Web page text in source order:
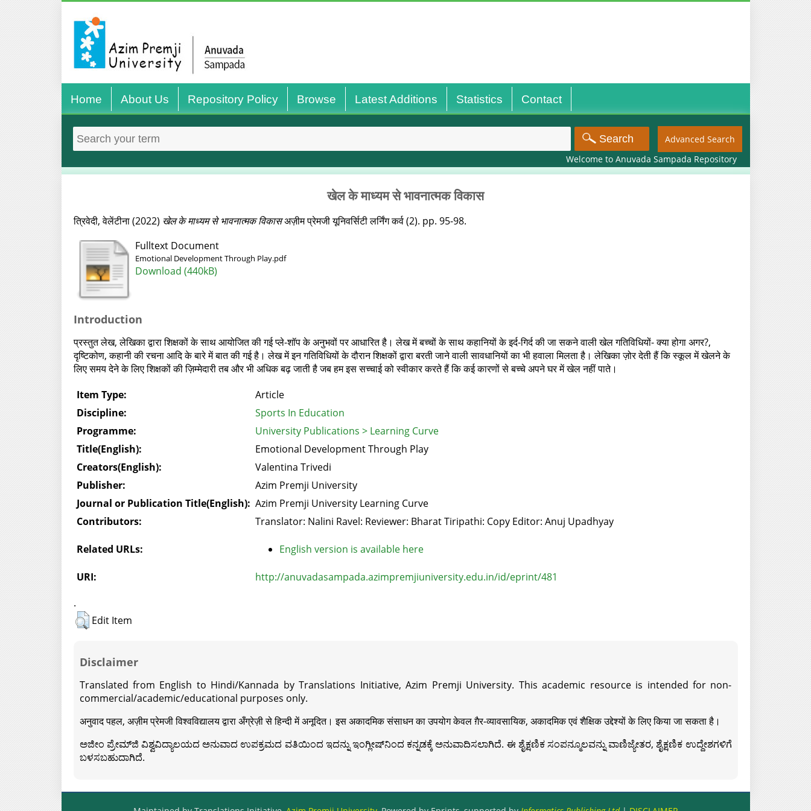
Home About Us Repository Policy Browse Latest Additions Statistics Contact
Advanced Search
Welcome to Anuvada Sampada Repository
खेल के माध्‍यम से भावनात्‍मक विकास
त्रिवेदी, वेलेंटीना(2022) खेल के माध्‍यम से भावनात्‍मक विकासअज़ीम प्रेमजी यूनिवर्सिटी लर्निंग कर्व (2). pp. 95-98.
Fulltext Document
Emotional Development Through Play.pdf
Download (440kB)
Introduction
प्रस्तुत लेख, लेखिका द्वारा शिक्षकों के साथ आयोजित की गई प्ले-शॉप के अनुभवों पर आधारित है। लेख में बच्चों के साथ कहानियों के इर्द-गिर्द की जा सकने वाली खेल गतिविधियों- क्या होगा अगर?,
दृष्टिकोण, कहानी की रचना आदि के बारे में बात की गई है। लेख में इन गतिविधियों के दौरान शिक्षकों द्वारा बरती जाने वाली सावधानियों का भी हवाला मिलता है। लेखिका ज़ोर देती हैं कि स्कूल में खेलने के
लिए समय देने के लिए शिक्षकों की ज़िम्मेदारी तब और भी अधिक बढ़ जाती है जब हम इस सच्चाई को स्वीकार करते हैं कि कई कारणों से बच्चे अपने घर में खेल नहीं पाते।
Item Type:
Article
Discipline:
Sports In Education
Programme:
University Publications > Learning Curve
Title(English):
Emotional Development Through Play
Creators(English):
Valentina Trivedi
Publisher:
Azim Premji University
Journal or Publication Title(English): Azim Premji University Learning Curve
Contributors:
Translator: Nalini Ravel: Reviewer: Bharat Tiripathi: Copy Editor: Anuj Upadhyay
Related URLs: English version is available here
URI:
http://anuvadasampada.azimpremjiuniversity.edu.in/id/eprint/481
.
Edit Item
Disclaimer
Translated from English to Hindi/Kannada by Translations Initiative, Azim Premji University. This academic resource is intended for non-
commercial/academic/educational purposes only.
अनुवाद पहल, अज़ीम प्रेमजी विश्वविद्यालय द्वारा अँग्रेज़ी से हिन्दी में अनूदित। इस अकादमिक संसाधन का उपयोग केवल ग़ैर-व्यावसायिक, अकादमिक एवं शैक्षिक उद्देश्यों के लिए किया जा सकता है।
ಅಜೀಂ ಪ್ರೇಮ್‍ಜಿ ವಿಶ್ವವಿದ್ಯಾಲಯದ ಅನುವಾದ ಉಪಕ್ರಮದ ವತಿಯಿಂದ ಇದನ್ನು ಇಂಗ್ಲೀಷ್‍ನಿಂದ ಕನ್ನಡಕ್ಕೆ ಅನುವಾದಿಸಲಾಗಿದೆ. ಈ ಶೈಕ್ಷಣಿಕ ಸಂಪನ್ಮೂಲವನ್ನು ವಾಣಿಜ್ಯೇತರ, ಶೈಕ್ಷಣಿಕ ಉದ್ದೇಶಗಳಿಗೆ
ಬಳಸಬಹುದಾಗಿದೆ.